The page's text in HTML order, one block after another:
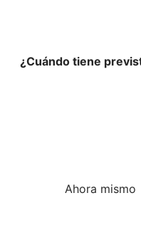
¿Cuándo tiene
Ahora mismo